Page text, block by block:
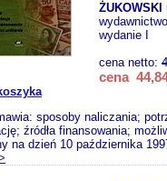
ŻUKOWSKI
wydanie I
cena netto:
cena
sposoby naliczania;
źródła finansowania;
na dzień 10 października